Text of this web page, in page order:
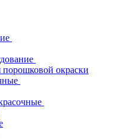
окраски